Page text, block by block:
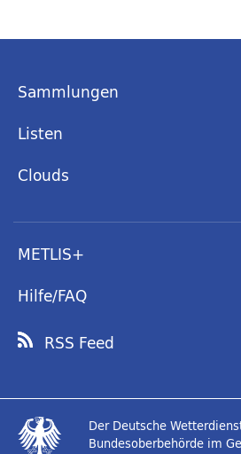
Sammlungen
Listen
Clouds
METLIS+
Hilfe/FAQ
RSS Feed
Der Deutsche
Bundesoberbehörde im